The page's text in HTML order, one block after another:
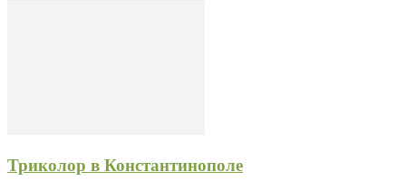
Триколор в Константинополе